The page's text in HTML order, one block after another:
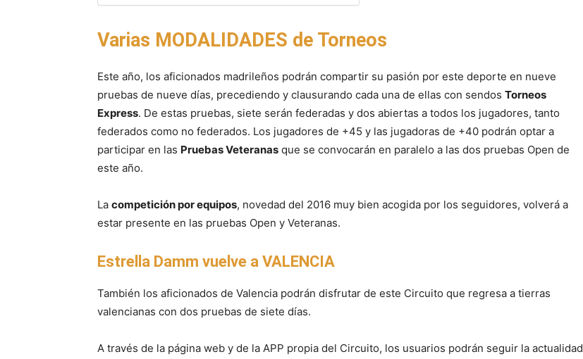
Varias MODALIDADES de Torneos
Este año, los aficionados madrileños podrán compartir su pasión por este deporte en nueve
pruebas de nueve días, precediendo y clausurando cada una de ellas con sendos Torneos
Express. De estas pruebas, siete serán federadas y dos abiertas a todos los jugadores, tanto
federados como no federados. Los jugadores de +45 y las jugadoras de +40 podrán optar a
participar en las Pruebas Veteranas que se convocarán en paralelo a las dos pruebas Open de
este año.
La competición por equipos, novedad del 2016 muy bien acogida por los seguidores, volverá a
estar presente en las pruebas Open y Veteranas.
Estrella Damm vuelve a VALENCIA
También los aficionados de Valencia podrán disfrutar de este Circuito que regresa a tierras
valencianas con dos pruebas de siete días.
A través de la página web y de la APP propia del Circuito, los usuarios podrán seguir la actualidad